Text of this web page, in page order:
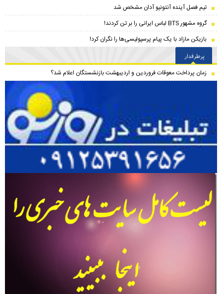
تیم فصل آینده آنتونیو آدان مشخص شد
گروه مشهور BTS لباس ایرانی را بر تن کردند!
بازیکن مازاد با یک پیام پرسپولیسی‌ها را نگران کرد!
پرطرفدار
زمان پرداخت معوقات فروردین و اردیبهشت بازنشستگان اعلام شد؟